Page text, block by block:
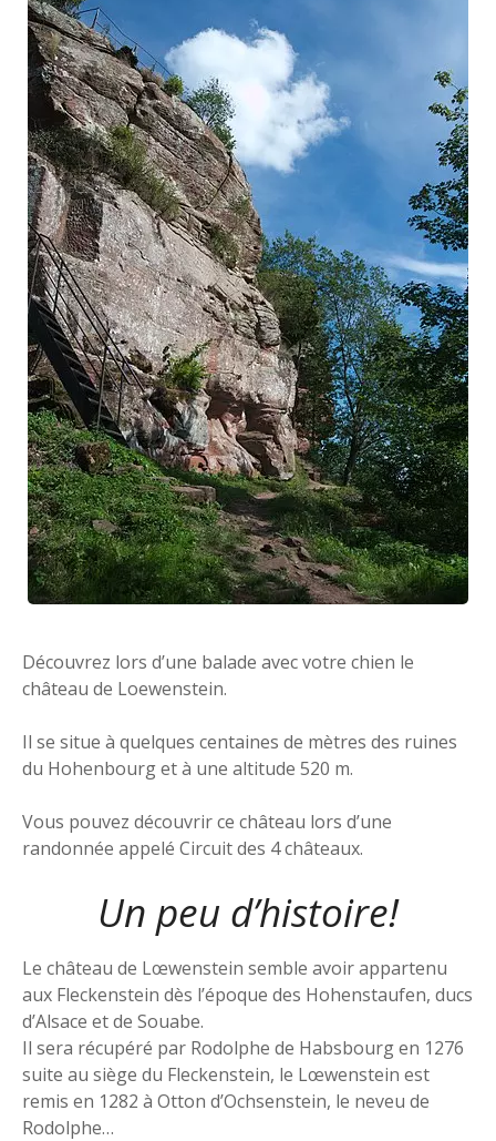
Découvrez lors d’une balade avec votre chien le
château de Loewenstein.
Il se situe à quelques centaines de mètres des ruines
du Hohenbourg et à une altitude 520 m.
Vous pouvez découvrir ce château lors d’une
randonnée appelé Circuit des 4 châteaux.
Un peu d’histoire!
Le château de Lœwenstein semble avoir appartenu
aux Fleckenstein dès l’époque des Hohenstaufen, ducs
d’Alsace et de Souabe.
Il sera récupéré par Rodolphe de Habsbourg en 1276
suite au siège du Fleckenstein, le Lœwenstein est
remis en 1282 à Otton d’Ochsenstein, le neveu de
Rodolphe…